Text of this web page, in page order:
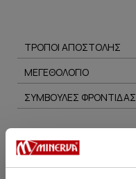
ΤΡΟΠΟΙ ΑΠΟΣΤΟΛΗΣ
ΜΕΓΕΘΟΛΟΓΙΟ
ΣΥΜΒΟΥΛΕΣ ΦΡΟΝΤΙΔΑΣ